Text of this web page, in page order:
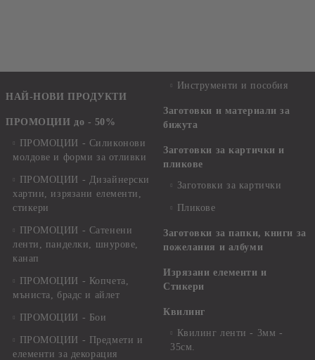
НАЙ-НОВИ ПРОДУКТИ
ПРОМОЦИИ до - 50%
ПРОМОЦИИ - Силиконови
молдове и форми за отливки
ПРОМОЦИИ - Дизайнерски
хартии, изрязани елементи,
стикери
ПРОМОЦИИ - Сатенени
ленти, панделки, шнурове,
канап
ПРОМОЦИИ - Копчета,
мъниста, брадс и айлет
ПРОМОЦИИ - Бои
ПРОМОЦИИ - Предмети и
елементи за декорация
Инструменти и пособия
Заготовки и материали за
бижута
Заготовки за картички и
пликове
Заготовки за картички
Пликове
Заготовки за папки, книги за
пожелания и албуми
Изрязани елементи и
Стикери
Квилинг
Квилинг ленти - 3мм -
35см.